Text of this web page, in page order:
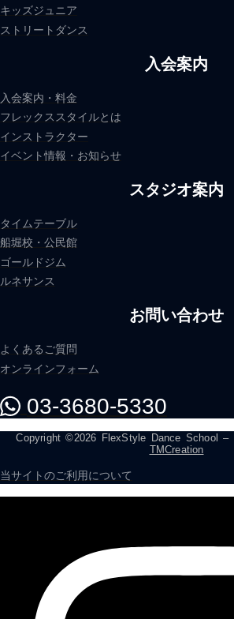
キッズジュニア
ストリートダンス
入会案内
入会案内・料金
フレックススタイルとは
インストラクター
イベント情報・お知らせ
スタジオ案内
タイムテーブル
船堀校・公民館
ゴールドジム
ルネサンス
お問い合わせ
よくあるご質問
オンラインフォーム
03-3680-5330
Copyright ©2026 FlexStyle Dance School –
TMCreation
当サイトのご利用について